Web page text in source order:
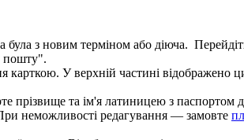
а була з новим терміном або діюча. Перейдіт
пошту".
те прізвище та ім'я латиницею з паспортом д
ри неможливості редагування — замовте пл